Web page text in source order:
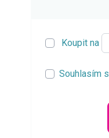
Koupit na
Souhlasím s